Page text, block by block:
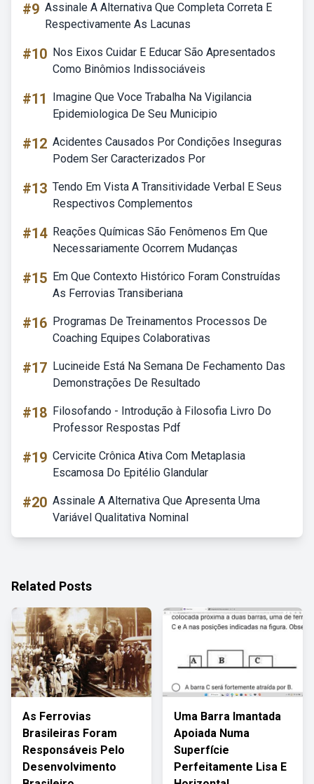
#9 Assinale A Alternativa Que Completa Correta E
Respectivamente As Lacunas
#10 Nos Eixos Cuidar E Educar São Apresentados
Como Binômios Indissociáveis
#11
Imagine Que Voce Trabalha Na Vigilancia
Epidemiologica De Seu Municipio
#12 Acidentes Causados Por Condições Inseguras
Podem Ser Caracterizados Por
#13 Tendo Em Vista A Transitividade Verbal E Seus
Respectivos Complementos
#14 Reações Químicas São Fenômenos Em Que
Necessariamente Ocorrem Mudanças
#15 Em Que Contexto Histórico Foram Construídas
As Ferrovias Transiberiana
#16 Programas De Treinamentos Processos De
Coaching Equipes Colaborativas
#17 Lucineide Está Na Semana De Fechamento Das
Demonstrações De Resultado
#18 Filosofando - Introdução à Filosofia Livro Do
Professor Respostas Pdf
#19 Cervicite Crônica Ativa Com Metaplasia
Escamosa Do Epitélio Glandular
#20 Assinale A Alternativa Que Apresenta Uma
Variável Qualitativa Nominal
Related Posts
As Ferrovias
Brasileiras Foram
Responsáveis Pelo
Desenvolvimento
Uma Barra Imantada
Apoiada Numa
Superfície
Perfeitamente Lisa E